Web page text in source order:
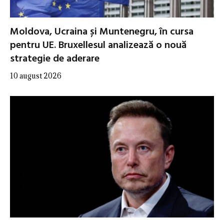
Moldova, Ucraina și Muntenegru, în cursa
pentru UE. Bruxellesul analizează o nouă
strategie de aderare
10 august 2026